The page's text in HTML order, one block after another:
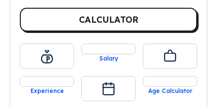
CALCULATOR
Salary
Experience Age Calculator